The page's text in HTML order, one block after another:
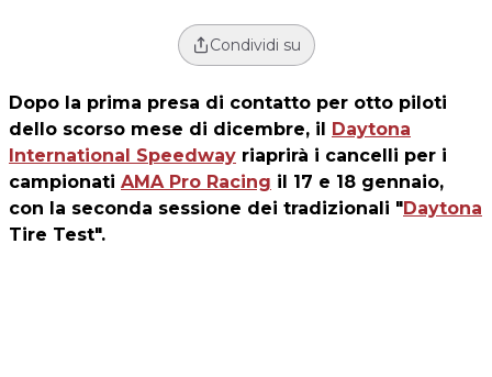
Condividi su
Dopo la prima presa di contatto per otto piloti
dello scorso mese di dicembre, il
Daytona
International Speedway riaprirà i cancelli per i
campionati AMA Pro Racing il 17 e 18 gennaio,
con la seconda sessione dei tradizionali "Daytona
Tire Test".